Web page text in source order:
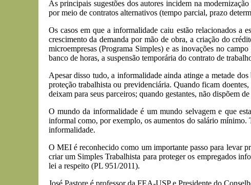
As principais sugestões dos autores incidem na
por meio de contratos alternativos (tempo parcial, prazo
Os casos em que a informalidade caiu estão relacionados a
crescimento da demanda por mão de obra, a criação do
microempresas (Programa Simples) e as inovações no
banco de horas, a suspensão temporária do contrato de
Apesar disso tudo, a informalidade ainda atinge a metade
proteção trabalhista ou previdenciária. Quando ficam
deixam para seus parceiros; quando gestantes, não dispõem
O mundo da informalidade é um mundo selvagem e que
informal como, por exemplo, os aumentos do salário mínimo.
informalidade.
O MEI é reconhecido como um importante passo para levar
criar um Simples Trabalhista para proteger os empregados
lei a respeito (PL 951/2011).
José Pastore é professor da FEA-USP e Presidente do